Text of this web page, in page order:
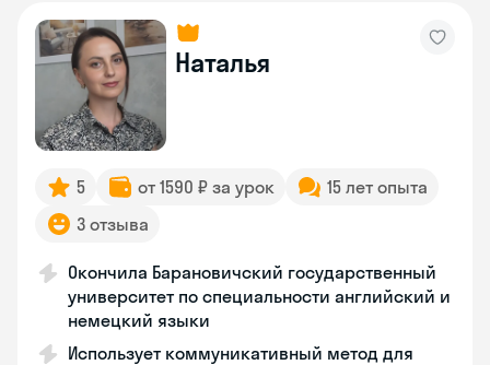
Наталья
5 от 1590 ₽ за урок
15 лет опыта
3 отзыва
Окончила Барановичский государственный
университет по специальности английский и
немецкий языки
Использует коммуникативный метод для